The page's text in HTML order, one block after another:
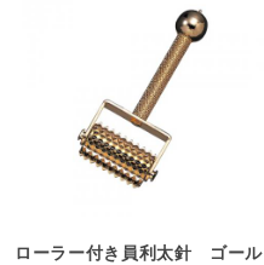
ローラー付き員利太針 ゴール